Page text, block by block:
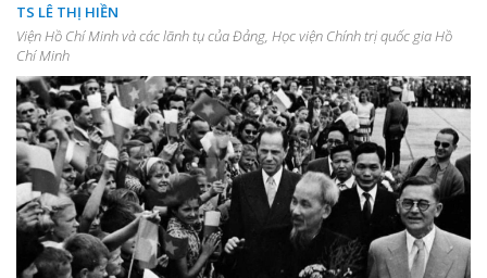
TS LÊ THỊ HIỀN
Viện Hồ Chí Minh và các lãnh tụ của Đảng, Học viện Chính trị quốc gia Hồ
Chí Minh